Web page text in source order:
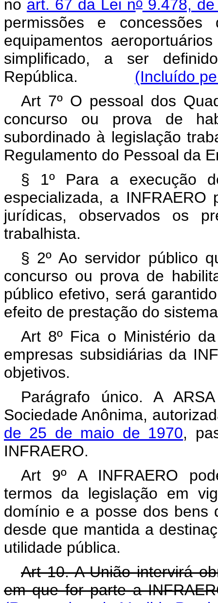
no art. 67 da Lei n 9.478, de
permissões e
equipamentos
simplificado, a ser
República. (Incluído
Art 7º O pessoal dos
concurso ou prova de
subordinado à legislação
Regulamento do Pessoal da
§ 1º Para a execução
especializada, a
jurídicas, observados os
trabalhista.
§ 2º Ao servidor público
concurso ou prova de
público efetivo, será
efeito de prestação do
Art 8º Fica o Ministério
empresas subsidiárias da
objetivos.
Parágrafo único. A
Sociedade Anônima,
de 25 de maio de 1970,
INFRAERO.
Art 9º A INFRAERO
termos da legislação em
domínio e a posse dos bens
desde que mantida a
utilidade pública.
Art 10. A União intervirá
em que for parte a